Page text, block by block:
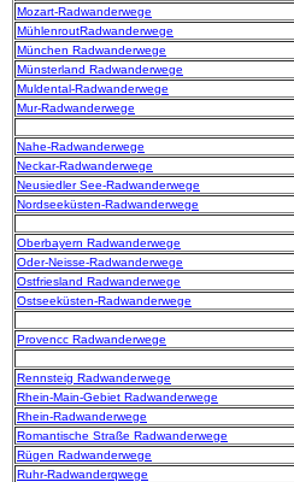
Mozart-Radwanderwege
MühlenroutRadwanderwege
München Radwanderwege
Münsterland Radwanderwege
Muldental-Radwanderwege
Mur-Radwanderwege
Nahe-Radwanderwege
Neckar-Radwanderwege
Neusiedler See-Radwanderwege
Nordseeküsten-Radwanderwege
Oberbayern Radwanderwege
Oder-Neisse-Radwanderwege
Ostfriesland Radwanderwege
Ostseeküsten-Radwanderwege
Provencc Radwanderwege
Rennsteig Radwanderwege
Rhein-Main-Gebiet Radwanderwege
Rhein-Radwanderwege
Romantische Straße Radwanderwege
Rügen Radwanderwege
Ruhr-Radwanderqwege